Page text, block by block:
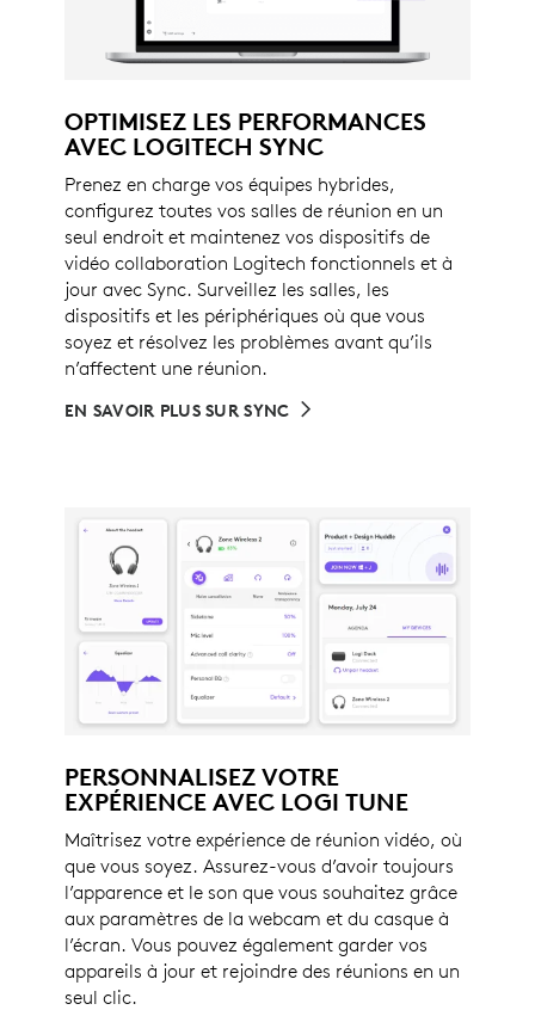
OPTIMISEZ LES PERFORMANCES
AVEC LOGITECH SYNC
Prenez en charge vos équipes hybrides,
configurez toutes vos salles de réunion en un
seul endroit et maintenez vos dispositifs de
vidéo collaboration Logitech fonctionnels et à
jour avec Sync. Surveillez les salles, les
dispositifs et les périphériques où que vous
soyez et résolvez les problèmes avant qu’ils
n’affectent une réunion.
EN SAVOIR PLUS SUR SYNC
PERSONNALISEZ VOTRE
EXPÉRIENCE AVEC LOGI TUNE
Maîtrisez votre expérience de réunion vidéo, où
que vous soyez. Assurez-vous d’avoir toujours
l’apparence et le son que vous souhaitez grâce
aux paramètres de la webcam et du casque à
l’écran. Vous pouvez également garder vos
appareils à jour et rejoindre des réunions en un
seul clic.